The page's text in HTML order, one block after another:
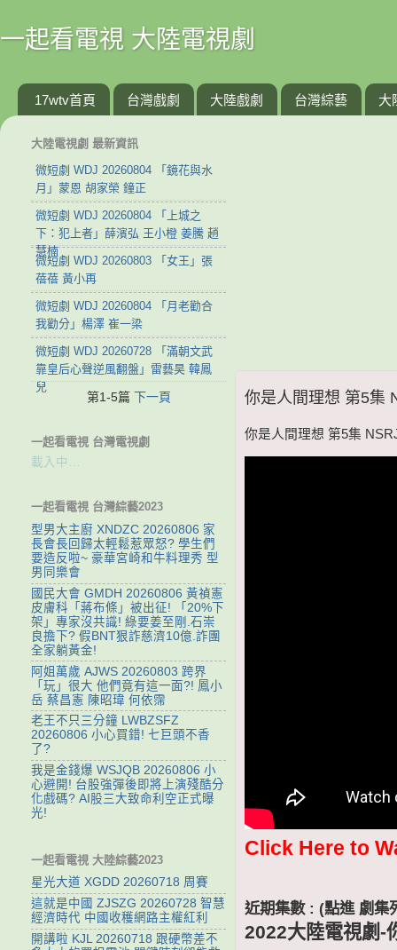
一起看電視 大陸電視劇
17wtv首頁 台灣戲劇 大陸戲劇 台灣綜藝 大
你是人間理想 第5集
你是人間理想 第5集
Click Here to
近期集數 : (點進 劇集
2022大陸電視劇-
大陸電視劇 最新資訊
微短劇 WDJ 20260804 「鏡花與水
月」蒙恩 胡家榮 鐘正
微短劇 WDJ 20260804 「上城之
下：犯上者」薛濱弘 王小橙 姜騰 趙
慧楠
微短劇 WDJ 20260803 「女王」張
蓓蓓 黃小再
微短劇 WDJ 20260804 「月老勸合
我勸分」楊澤 崔一梁
微短劇 WDJ 20260728 「滿朝文武
靠皇后心聲逆風翻盤」雷藝昊 韓鳳
兒
第1-5篇 下一頁
一起看電視 台灣電視劇
載入中…
一起看電視 台灣綜藝2023
型男大主廚 XNDZC 20260806 家
長會長回歸太輕鬆惹眾怒? 學生們
要造反啦~ 豪華宮崎和牛料理秀 型
男同樂會
國民大會 GMDH 20260806 黃禎憲
皮膚科「蔣布條」被出征! 「20%下
架」專家沒共識! 綠要姜至剛.石崇
良擔下? 假BNT狠詐慈濟10億.詐團
全家躺黃金!
阿姐萬歲 AJWS 20260803 跨界
「玩」很大 他們竟有這一面?! 鳳小
岳 蔡昌憲 陳昭瑋 何依霈
老王不只三分鐘 LWBZSFZ
20260806 小心買錯! 七巨頭不香
了?
我是金錢爆 WSJQB 20260806 小
心避開! 台股強彈後即將上演殘酷分
化戲碼? AI股三大致命利空正式曝
光!
一起看電視 大陸綜藝2023
星光大道 XGDD 20260718 周賽
這就是中國 ZJSZG 20260728 智慧
經濟時代 中國收穫網路主權紅利
開講啦 KJL 20260718 跟硬幣差不